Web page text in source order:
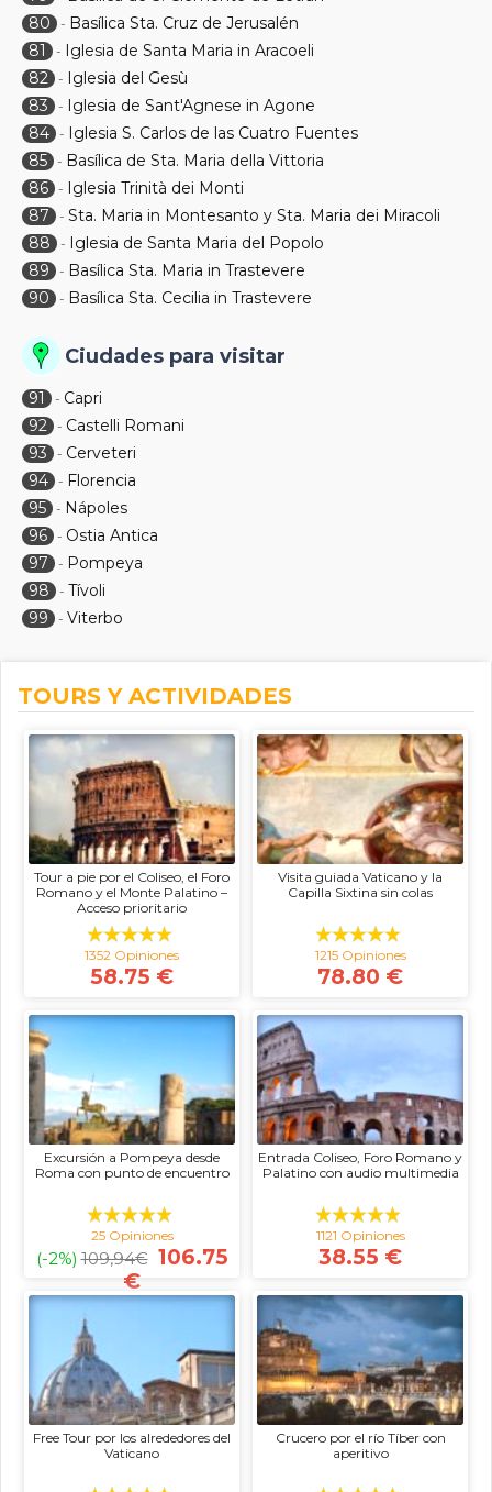
80
- Basílica Sta. Cruz de Jerusalén
81
- Iglesia de Santa Maria in Aracoeli
82 - Iglesia del Gesù
83
- Iglesia de Sant'Agnese in Agone
84 - Iglesia S. Carlos de las Cuatro Fuentes
85 - Basílica de Sta. Maria della Vittoria
86 - Iglesia Trinità dei Monti
87
- Sta. Maria in Montesanto y Sta. Maria dei Miracoli
88
- Iglesia de Santa Maria del Popolo
89
- Basílica Sta. Maria in Trastevere
90
- Basílica Sta. Cecilia in Trastevere
Ciudades para visitar
91 - Capri
92 - Castelli Romani
93
- Cerveteri
94 - Florencia
95 - Nápoles
96 - Ostia Antica
97
- Pompeya
98
- Tívoli
99
- Viterbo
TOURS Y ACTIVIDADES
Tour a pie por el Coliseo, el Foro
Romano y el Monte Palatino –
Acceso prioritario
1352 Opiniones
58.75 €
Visita guiada Vaticano y la
Capilla Sixtina sin colas
1215 Opiniones
78.80 €
Excursión a Pompeya desde
Roma con punto de encuentro
25 Opiniones
(-2%) 109,94€ 106.75
€
Entrada Coliseo, Foro Romano y
Palatino con audio multimedia
1121 Opiniones
38.55 €
Free Tour por los alrededores del
Vaticano
Crucero por el río Tíber con
aperitivo